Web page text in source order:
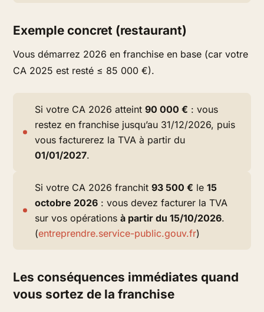
Exemple concret (restaurant)
Vous démarrez 2026 en franchise en base (car votre
CA 2025 est resté ≤ 85 000 €).
Si votre CA 2026 atteint90 000 € : vous
restez en franchise jusqu’au 31/12/2026, puis
vous facturerez la TVA à partir du
01/01/2027.
Si votre CA 2026 franchit93 500 € le15
octobre 2026 : vous devez facturer la TVA
sur vos opérationsà partir du 15/10/2026.
(entreprendre.service-public.gouv.fr)
Les conséquences immédiates quand
vous sortez de la franchise